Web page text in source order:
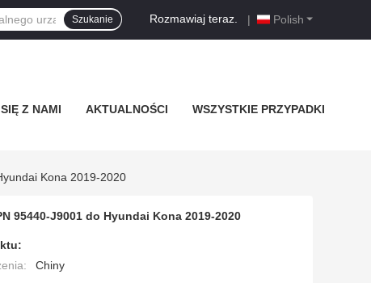
Polish
Rozmawiaj teraz. |
Szukanie
Z NAMI AKTUALNOŚCI WSZYSTKIE PRZYPADKI
Kona 2019-2020
95440-J9001 do Hyundai Kona 2019-2020
Chiny